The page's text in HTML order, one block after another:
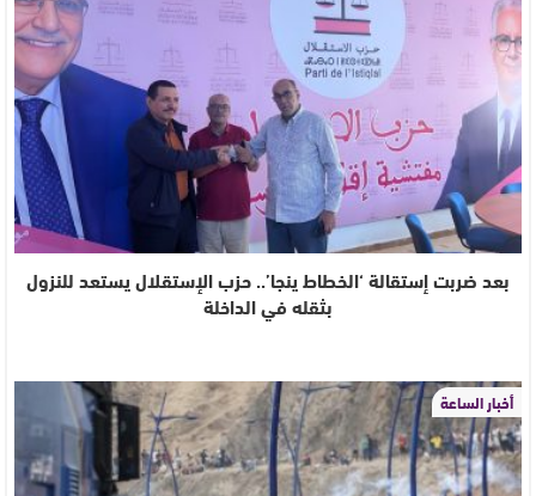
بعد ضربت إستقالة ‘الخطاط ينجا’.. حزب الإستقلال يستعد للنزول
بثقله في الداخلة
أخبار الساعة